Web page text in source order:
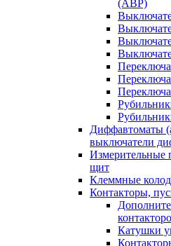
(АВР)
Диффавтоматы
выключатели
Измерительные
щит
Клеммные
Контакторы,
Катушки